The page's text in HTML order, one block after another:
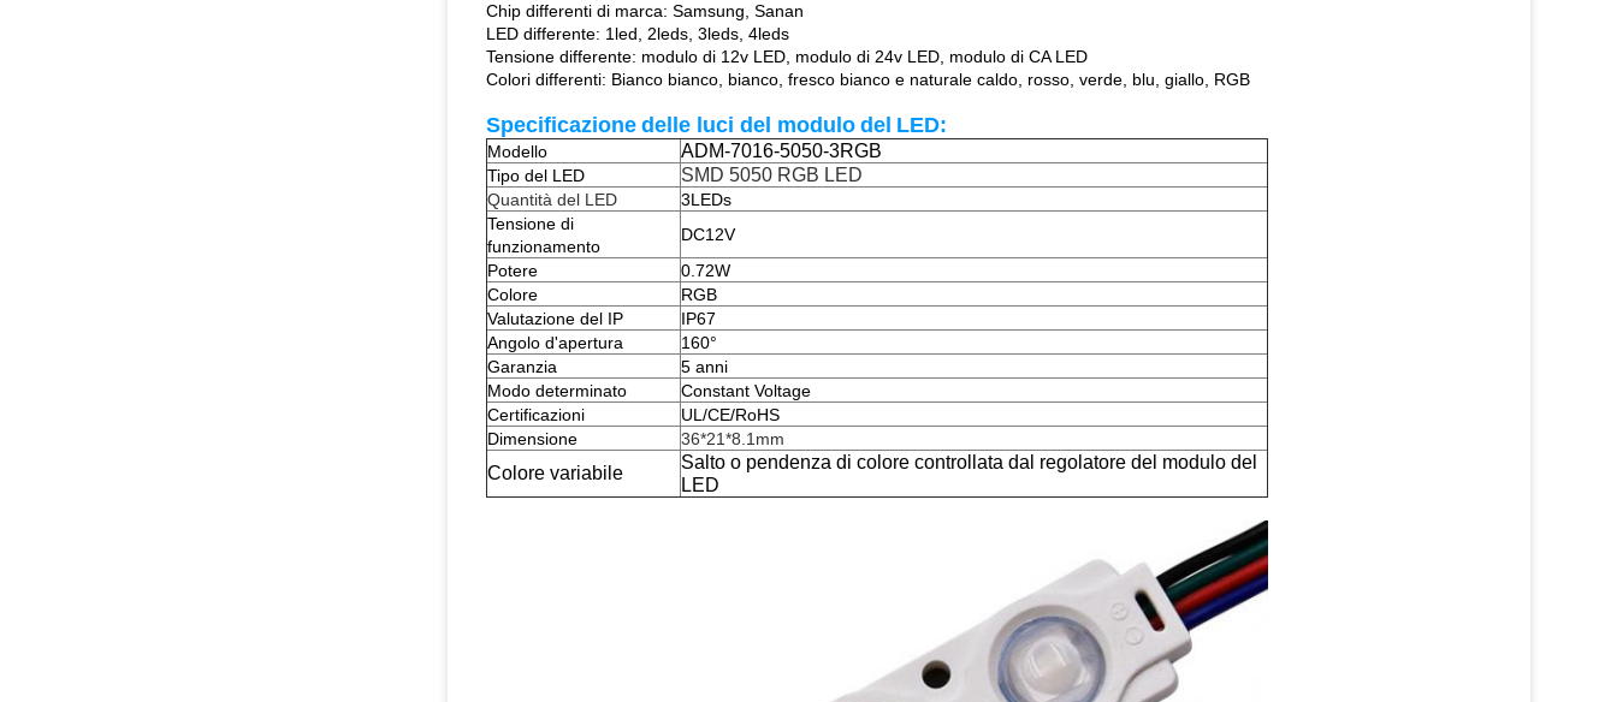
Chip differenti di marca: Samsung, Sanan
LED differente: 1led, 2leds, 3leds, 4leds
Tensione differente: modulo di 12v LED, modulo di 24v LED, modulo di CA LED
Colori differenti: Bianco bianco, bianco, fresco bianco e naturale caldo, rosso, verde, blu, giallo, RGB
Specificazione delle luci del modulo del LED:
Modello ADM-7016-5050-3RGB
Tipo del LED SMD 5050 RGB LED
Quantità del LED
3LEDs
Tensione di
funzionamento
DC12V
Potere
0.72W
Colore
RGB
Valutazione del IP
IP67
Angolo d'apertura
160°
Garanzia
5 anni
Modo determinato
Constant Voltage
Certificazioni
UL/CE/RoHS
Dimensione
36*21*8.1mm
Colore variabile
Salto o pendenza di colore controllata dal regolatore del modulo del
LED